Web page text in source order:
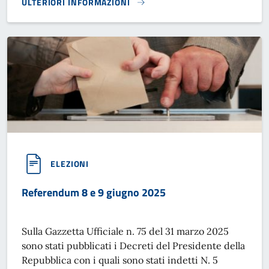
REFERENDUM 22 E 23 MARZO 2026}
ELEZIONI
Referendum 8 e 9 giugno 2025
Sulla Gazzetta Ufficiale n. 75 del 31 marzo 2025
sono stati pubblicati i Decreti del Presidente della
Repubblica con i quali sono stati indetti N. 5